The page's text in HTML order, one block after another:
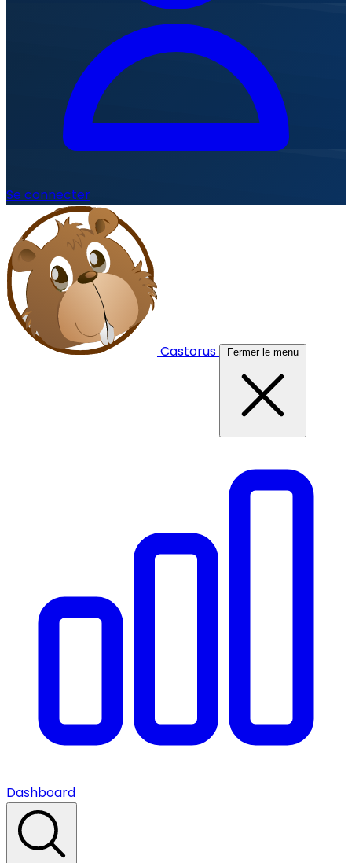
Se connecter
Castorus Fermer le menu
Dashboard